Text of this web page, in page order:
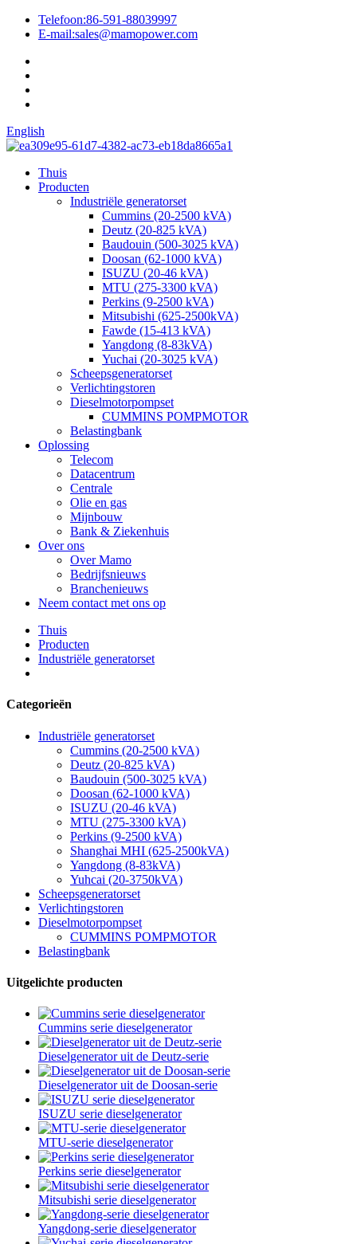
Telefoon:86-591-88039997
E-mail:sales@mamopower.com
English
Thuis
Producten
Industriële generatorset
Cummins (20-2500 kVA)
Deutz (20-825 kVA)
Baudouin (500-3025 kVA)
Doosan (62-1000 kVA)
ISUZU (20-46 kVA)
MTU (275-3300 kVA)
Perkins (9-2500 kVA)
Mitsubishi (625-2500kVA)
Fawde (15-413 kVA)
Yangdong (8-83kVA)
Yuchai (20-3025 kVA)
Scheepsgeneratorset
Verlichtingstoren
Dieselmotorpompset
CUMMINS POMPMOTOR
Belastingbank
Oplossing
Telecom
Datacentrum
Centrale
Olie en gas
Mijnbouw
Bank & Ziekenhuis
Over ons
Over Mamo
Bedrijfsnieuws
Branchenieuws
Neem contact met ons op
Thuis
Producten
Industriële generatorset
Categorieën
Industriële generatorset
Cummins (20-2500 kVA)
Deutz (20-825 kVA)
Baudouin (500-3025 kVA)
Doosan (62-1000 kVA)
ISUZU (20-46 kVA)
MTU (275-3300 kVA)
Perkins (9-2500 kVA)
Shanghai MHI (625-2500kVA)
Yangdong (8-83kVA)
Yuhcai (20-3750kVA)
Scheepsgeneratorset
Verlichtingstoren
Dieselmotorpompset
CUMMINS POMPMOTOR
Belastingbank
Uitgelichte producten
Cummins serie dieselgenerator
Dieselgenerator uit de Deutz-serie
Dieselgenerator uit de Doosan-serie
ISUZU serie dieselgenerator
MTU-serie dieselgenerator
Perkins serie dieselgenerator
Mitsubishi serie dieselgenerator
Yangdong-serie dieselgenerator